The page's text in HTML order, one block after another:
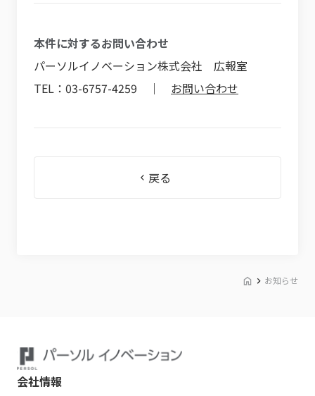
本件に対するお問い合わせ
パーソルイノベーション株式会社 広報室
TEL：03-6757-4259 ｜ お問い合わせ
戻る
お知らせ
会社情報